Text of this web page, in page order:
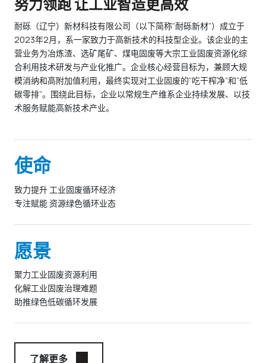
耐砾（辽宁）新材科技有限公司（以下简称“耐砾新材”）成立于
2023年2月，系一家致力于高新技术的科技型企业。该企业的主
营业务为冶炼渣、选矿尾矿、煤电固废等大宗工业固废资源化综
合利用技术研发与产业化推广。企业核心经营目标为，兼顾大规
模消纳和高附加值利用，最终实现对工业固废的“吃干榨净”和“低
碳零排”。围绕此目标，企业以常规生产维系企业持续发展、以技
术服务赋能高新技术产业。
使命
致力提升 工业固废循环经济
专注赋能 资源绿色循环业态
愿景
聚力工业固废资源利用
化解工业固废治理难题
助推绿色低碳循环发展
了解更多